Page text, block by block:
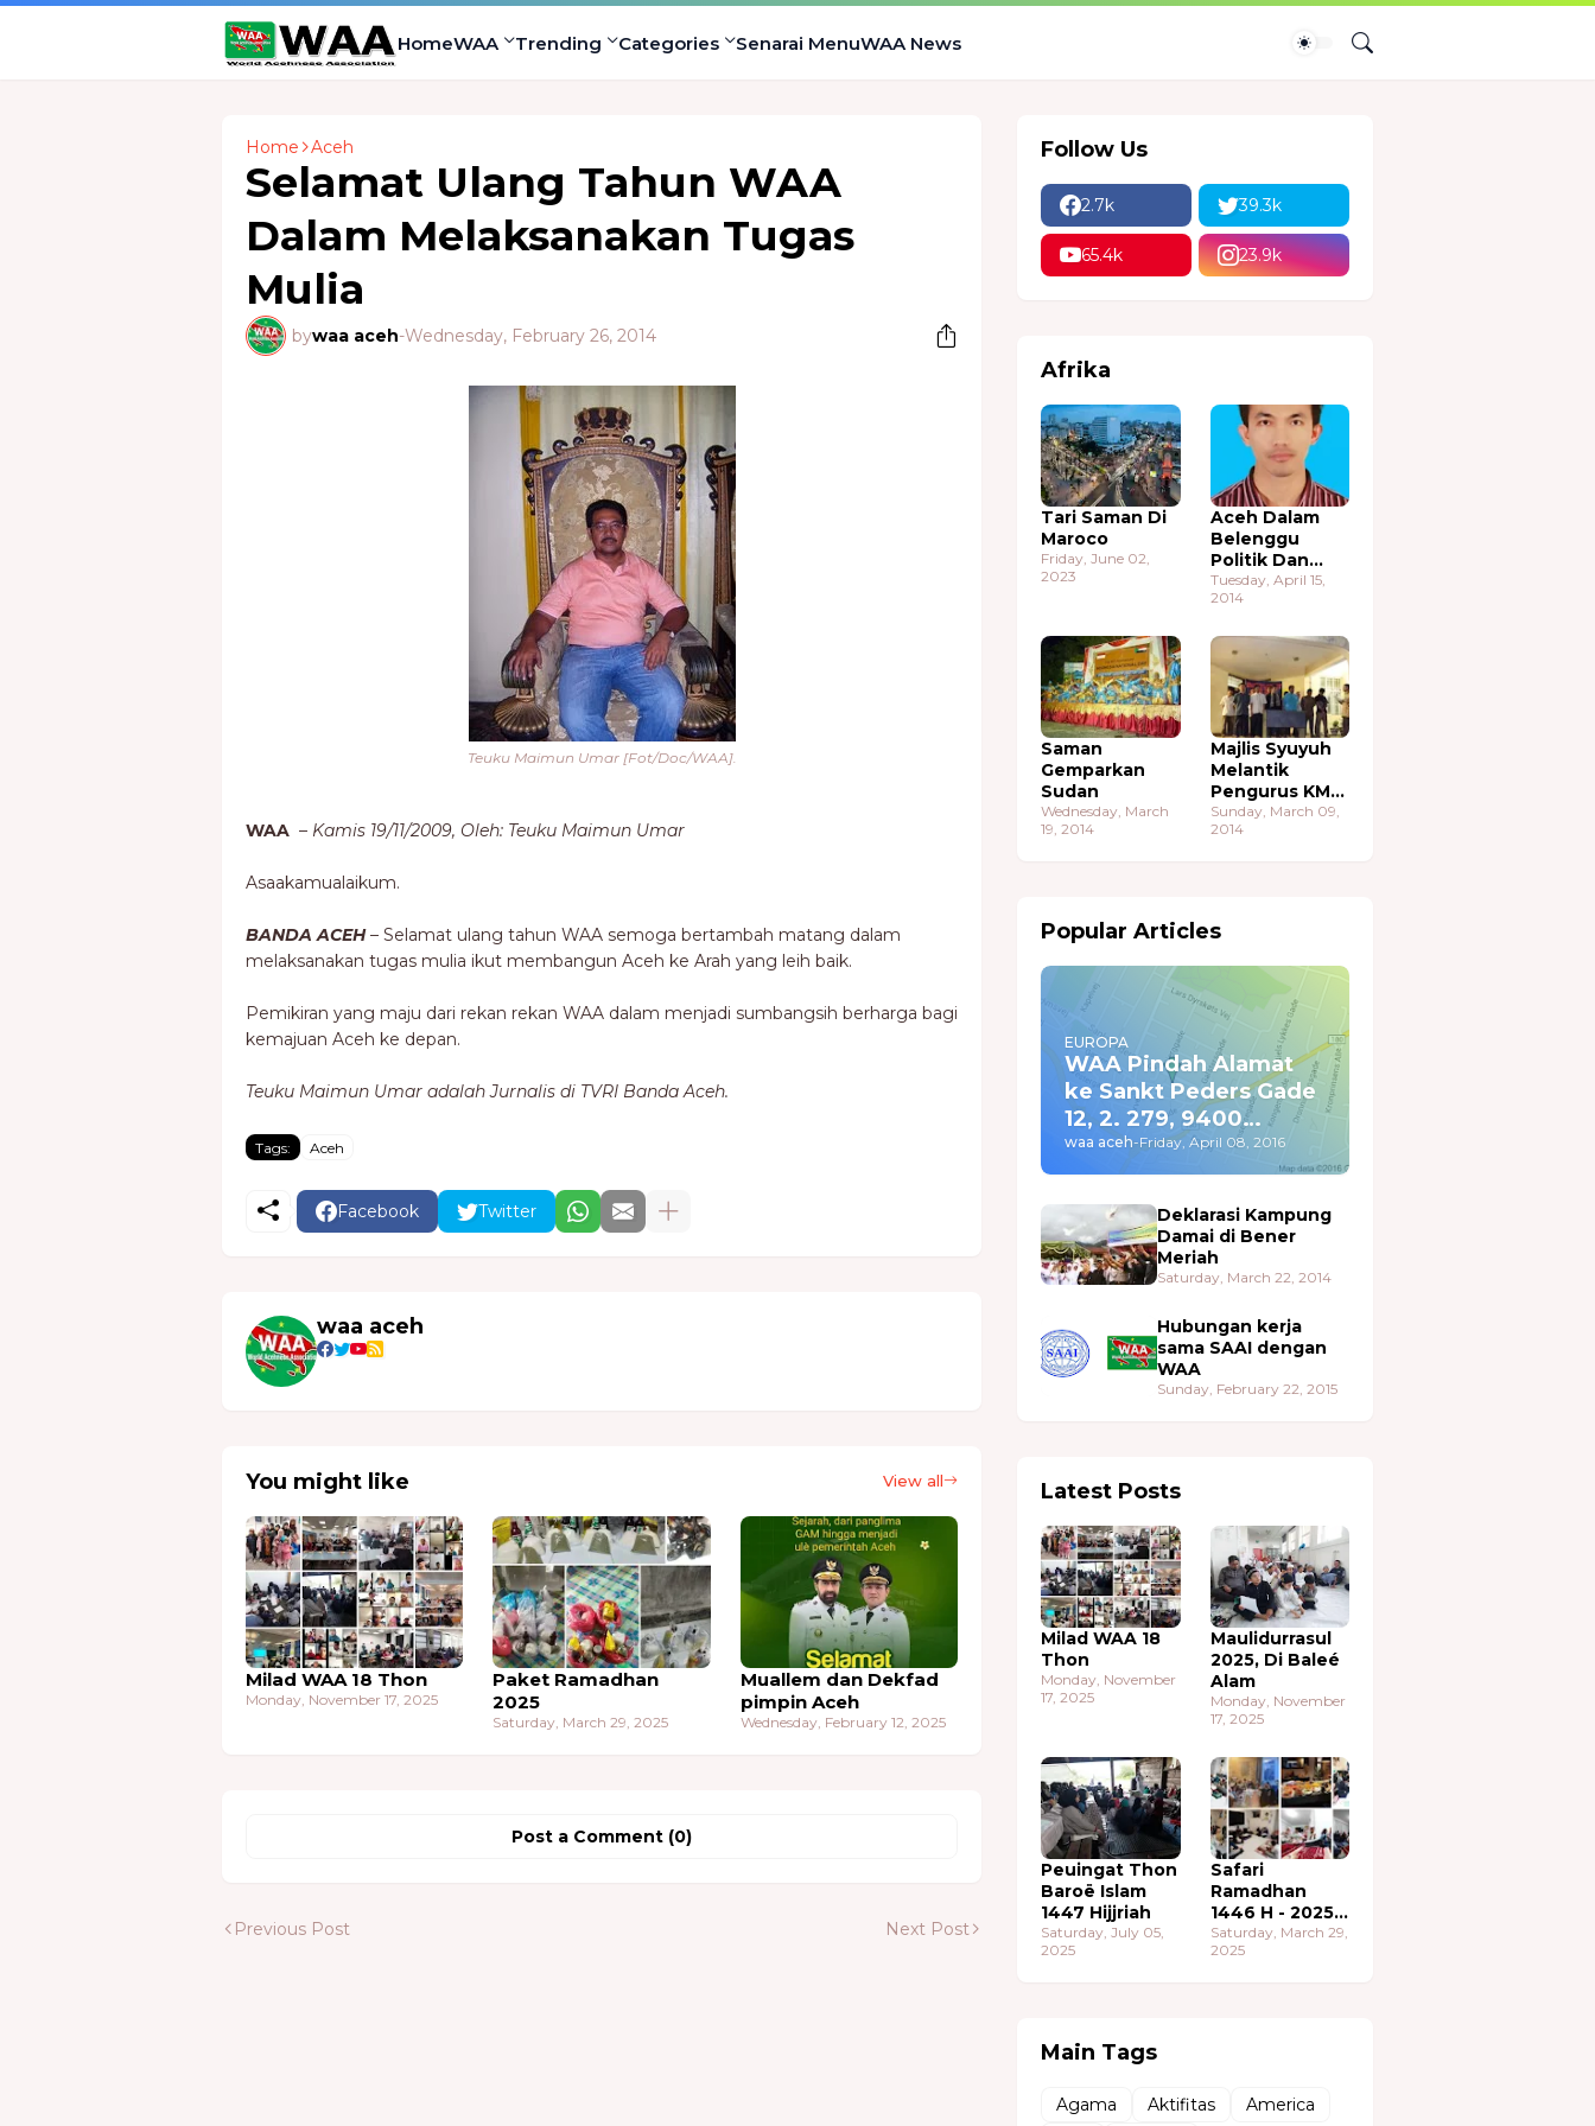
HomeWAA Trending Categories Senarai MenuWAA News
Home Aceh
Selamat Ulang Tahun WAA
Dalam Melaksanakan Tugas
Mulia
bywaa aceh-Wednesday, February 26, 2014
Teuku Maimun Umar [Fot/Doc/WAA].
WAA – Kamis 19/11/2009, Oleh: Teuku Maimun Umar
Asaakamualaikum.
BANDA ACEH– Selamat ulang tahun WAA semoga bertambah matang dalam
melaksanakan tugas mulia ikut membangun Aceh ke Arah yang leih baik.
Pemikiran yang maju dari rekan rekan WAA dalam menjadi sumbangsih berharga bagi
kemajuan Aceh ke depan.
Teuku Maimun Umar adalah Jurnalis di TVRI Banda Aceh.
Tags: Aceh
Facebook Twitter
waa aceh
You might like View all
Milad WAA 18 Thon
Monday, November 17, 2025
Paket Ramadhan
2025
Saturday, March 29, 2025
Muallem dan Dekfad
pimpin Aceh
Wednesday, February 12, 2025
Post a Comment (0)
Previous Post Next Post
Follow Us
2.7k 39.3k
65.4k 23.9k
Afrika
Tari Saman Di
Maroco
Friday, June 02,
2023
Aceh Dalam
Belenggu
Politik Dan
Ekonomi
Tuesday, April 15,
2014
Saman
Gemparkan
Sudan
Wednesday, March
19, 2014
Majlis Syuyuh
Melantik
Pengurus KMA
Sudan
Sunday, March 09,
2014
Popular Articles
EUROPA
WAA Pindah Alamat
ke Sankt Peders Gade
12, 2. 279, 9400
Nørresundby
waa aceh-Friday, April 08, 2016
Deklarasi Kampung
Damai di Bener
Meriah
Saturday, March 22, 2014
Hubungan kerja
sama SAAI dengan
WAA
Sunday, February 22, 2015
Latest Posts
Milad WAA 18
Thon
Monday, November
17, 2025
Maulidurrasul
2025, Di Baleé
Alam
Monday, November
17, 2025
Peuingat Thon
Baroë Islam
1447 Hijjriah
Saturday, July 05,
2025
Safari
Ramadhan
1446 H - 2025
M
Saturday, March 29,
2025
Main Tags
Agama Aktifitas America